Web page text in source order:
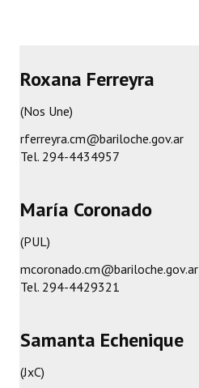
Declaraciones
Resoluciones
Resoluciones de Presidencia
Registros y Distinciones
Premio al Mérito - Registro
Roxana Ferreyra
(Nos Une)
rferreyra.cm@bariloche.gov.ar
Tel. 294-4434957
María Coronado
(PUL)
mcoronado.cm@bariloche.gov.ar
Tel. 294-4429321
Samanta Echenique
(JxC)